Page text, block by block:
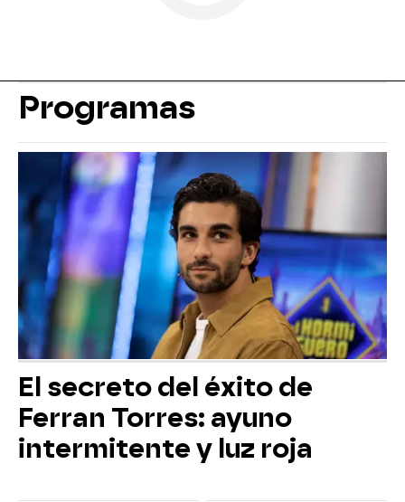
Programas
El secreto del éxito de
Ferran Torres: ayuno
intermitente y luz roja